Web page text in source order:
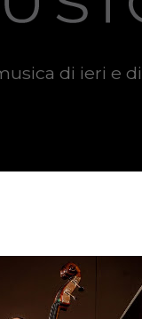
di ieri e